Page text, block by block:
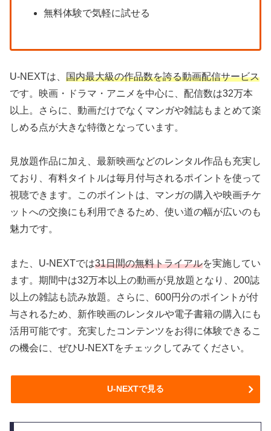
無料体験で気軽に試せる
U-NEXTは、 国内最大級の作品数を誇る動画配信サービス
です。映画・ドラマ・アニメを中心に、配信数は32万本
以上。さらに、動画だけでなくマンガや雑誌もまとめて楽
しめる点が大きな特徴となっています。
見放題作品に加え、最新映画などのレンタル作品も充実し
ており、有料タイトルは毎月付与されるポイントを使って
視聴できます。このポイントは、マンガの購入や映画チケ
ットへの交換にも利用できるため、使い道の幅が広いのも
魅力です。
また、U-NEXTでは31日間の無料トライアルを実施してい
ます。期間中は32万本以上の動画が見放題となり、200誌
以上の雑誌も読み放題。さらに、600円分のポイントが付
与されるため、新作映画のレンタルや電子書籍の購入にも
活用可能です。充実したコンテンツをお得に体験できるこ
の機会に、ぜひU-NEXTをチェックしてみてください。
U-NEXTで見る